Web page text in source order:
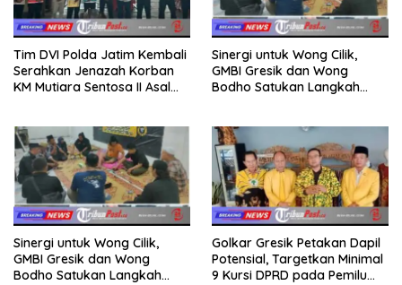
Tim DVI Polda Jatim Kembali
Serahkan Jenazah Korban
KM Mutiara Sentosa II Asal
Sinergi untuk Wong Cilik,
GMBI Gresik dan Wong
Bodho Satukan Langkah
Sinergi untuk Wong Cilik,
GMBI Gresik dan Wong
Bodho Satukan Langkah
Golkar Gresik Petakan Dapil
Potensial, Targetkan Minimal
9 Kursi DPRD pada Pemilu